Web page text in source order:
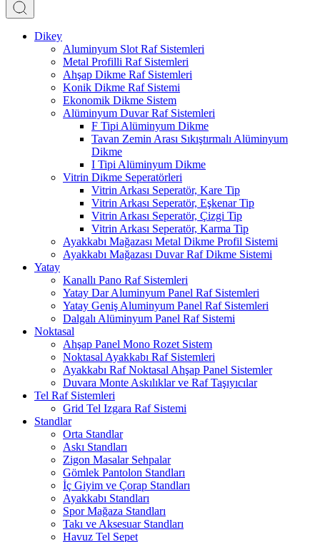
Dikey
Aluminyum Slot Raf Sistemleri
Metal Profilli Raf Sistemleri
Ahşap Dikme Raf Sistemleri
Konik Dikme Raf Sistemi
Ekonomik Dikme Sistem
Alüminyum Duvar Raf Sistemleri
F Tipi Alüminyum Dikme
Tavan Zemin Arası Sıkıştırmalı Alüminyum
Dikme
I Tipi Alüminyum Dikme
Vitrin Dikme Seperatörleri
Vitrin Arkası Seperatör, Kare Tip
Vitrin Arkası Seperatör, Eşkenar Tip
Vitrin Arkası Seperatör, Çizgi Tip
Vitrin Arkası Seperatör, Karma Tip
Ayakkabı Mağazası Metal Dikme Profil Sistemi
Ayakkabı Mağazası Duvar Raf Dikme Sistemi
Yatay
Kanallı Pano Raf Sistemleri
Yatay Dar Aluminyum Panel Raf Sistemleri
Yatay Geniş Aluminyum Panel Raf Sistemleri
Dalgalı Alüminyum Panel Raf Sistemi
Noktasal
Ahşap Panel Mono Rozet Sistem
Noktasal Ayakkabı Raf Sistemleri
Ayakkabı Raf Noktasal Ahşap Panel Sistemler
Duvara Monte Askılıklar ve Raf Taşıyıcılar
Tel Raf Sistemleri
Grid Tel Izgara Raf Sistemi
Standlar
Orta Standlar
Askı Standları
Zigon Masalar Sehpalar
Gömlek Pantolon Standları
İç Giyim ve Çorap Standları
Ayakkabı Standları
Spor Mağaza Standları
Takı ve Aksesuar Standları
Havuz Tel Sepet